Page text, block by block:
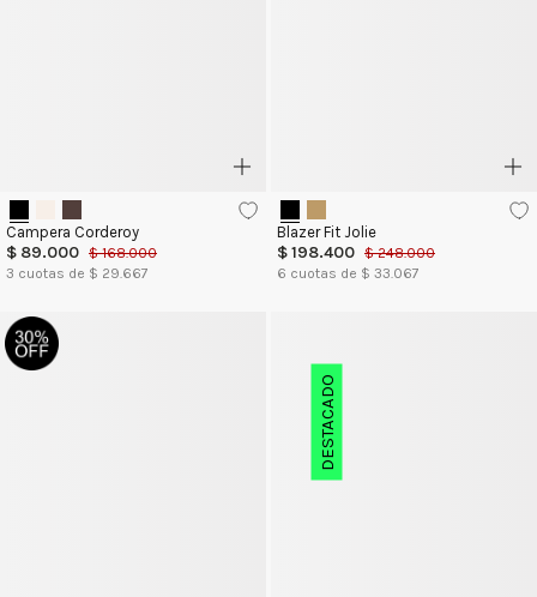
Campera Corderoy
$ 89.000 $ 168.000
3 cuotas de $ 29.667
Blazer Fit Jolie
$198.400 $ 248.000
6 cuotas de $ 33.067
DESTACADO